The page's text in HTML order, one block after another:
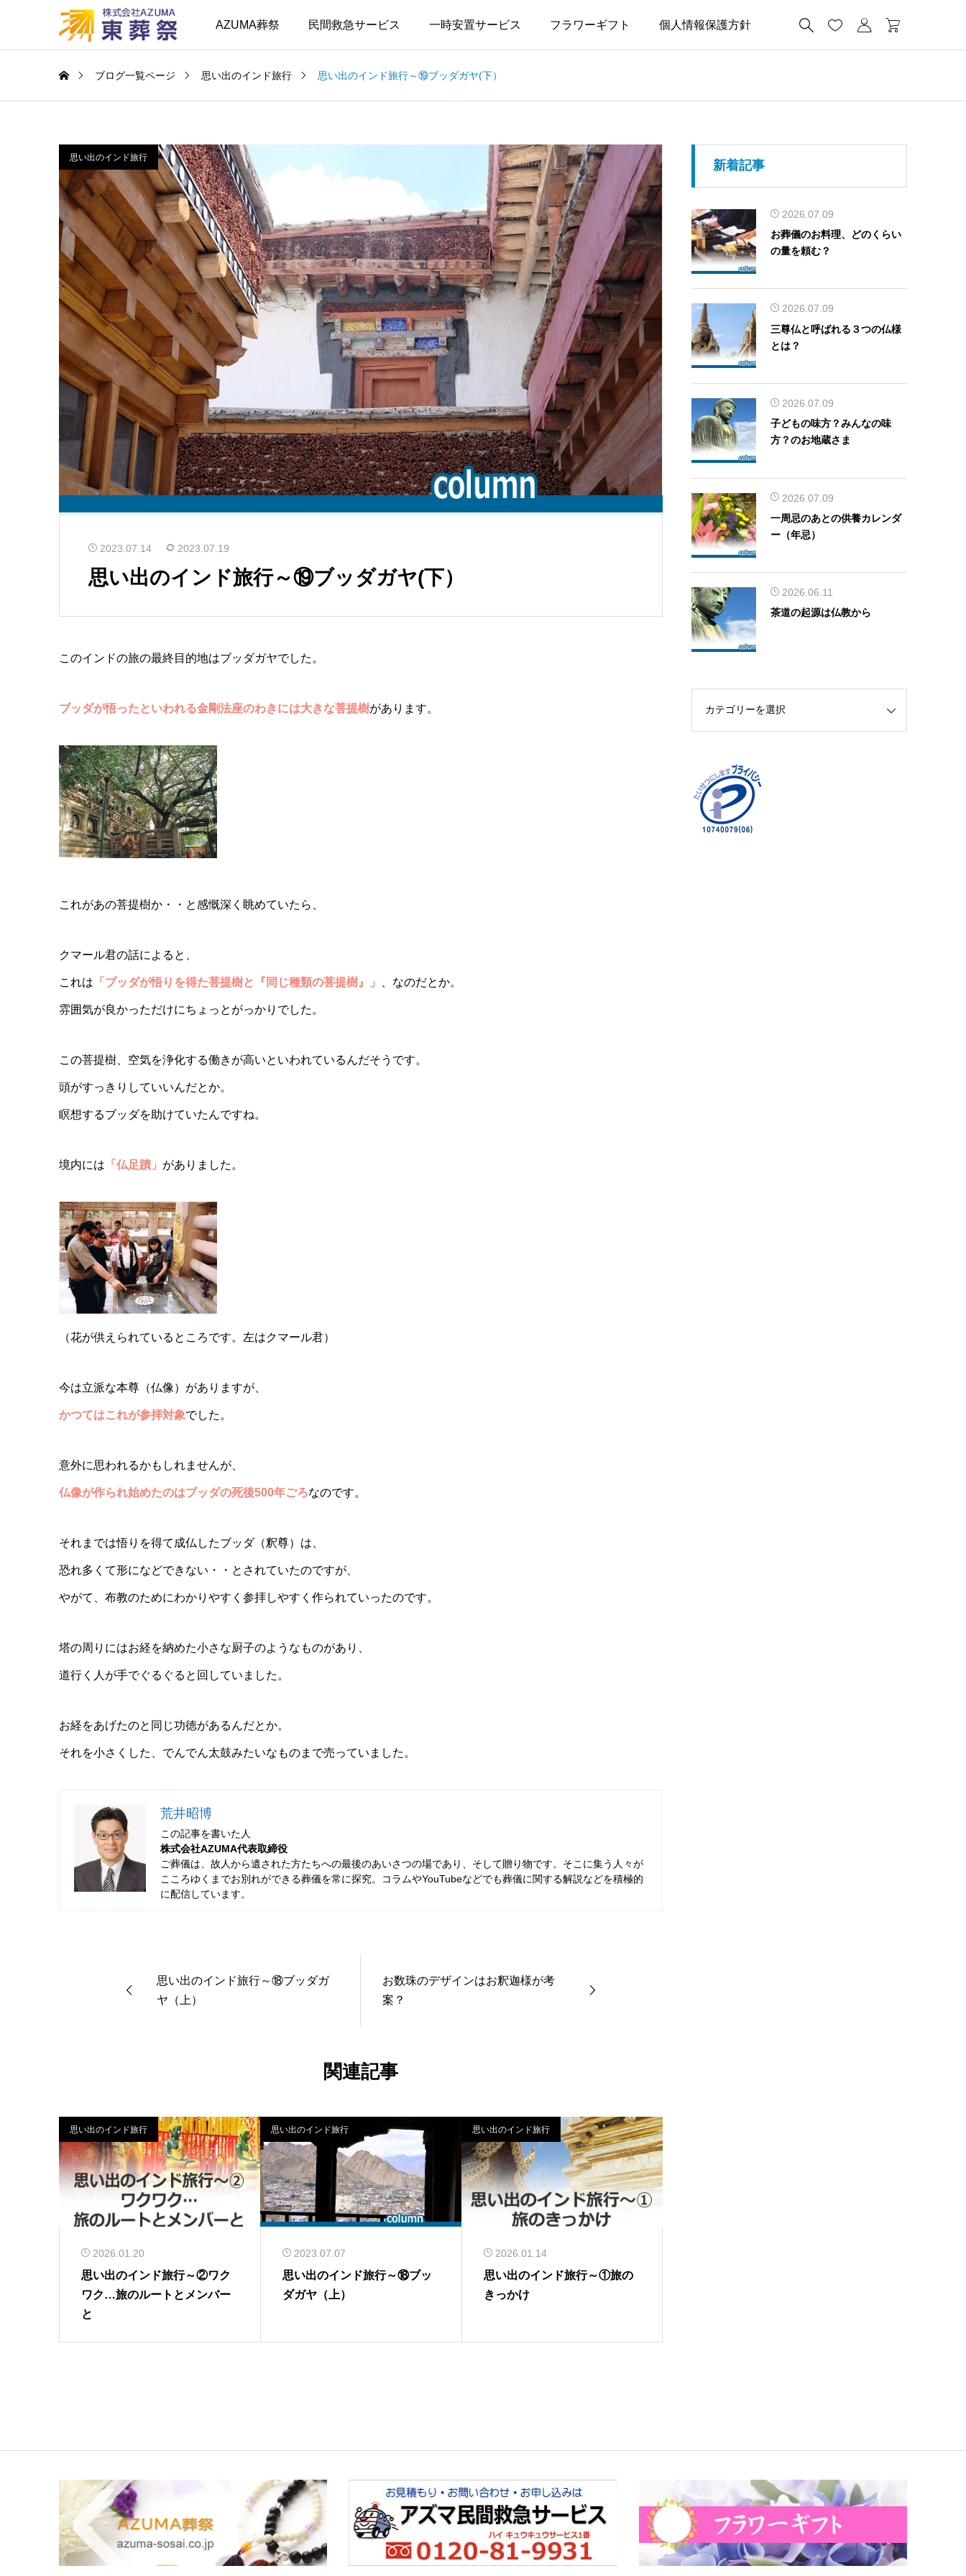
AZUMA葬祭 民間救急サービス 一時安置サービス フラワーギフト 個人情報保護方針    
ブログ一覧ページ 思い出のインド旅行 思い出のインド旅行～⑲ブッダガヤ(下）
思い出のインド旅行
2023.07.14 2023.07.19
思い出のインド旅行～⑲ブッダガヤ(下）
このインドの旅の最終目的地はブッダガヤでした。
ブッダが悟ったといわれる金剛法座のわきには大きな菩提樹があります。
これがあの菩提樹か・・と感慨深く眺めていたら、
クマール君の話によると、
これは 「ブッダが悟りを得た菩提樹と『 同じ種類の菩提樹』」 、なのだとか。
雰囲気が良かっただけにちょっとがっかりでした。
この菩提樹、空気を浄化する働きが高いといわれているんだそうです。
頭がすっきりしていいんだとか。
瞑想するブッダを助けていたんですね。
境内には 「仏足蹟」 がありました。
（花が供えられているところです。左はクマール君）
今は立派な本尊（仏像）がありますが、
かつてはこれが参拝対象でした。
意外に思われるかもしれませんが、
仏像が作られ始めたのはブッダの死後500年ごろなのです。
それまでは悟りを得て成仏したブッダ（釈尊）は、
恐れ多くて形になどできない・・とされていたのですが、
やがて、布教のためにわかりやすく参拝しやすく作られていったのです。
塔の周りにはお経を納めた小さな厨子のようなものがあり、
道行く人が手でぐるぐると回していました。
お経をあげたのと同じ功徳があるんだとか。
それを小さくした、でんでん太鼓みたいなものまで売っていました。
荒井昭博
この記事を書いた人
株式会社AZUMA代表取締役
ご葬儀は、故人から遺された方たちへの最後のあいさつの場であり、そして贈り物です。そこに集う人々が
こころゆくまでお別れができる葬儀を常に探究。コラムやYouTubeなどでも葬儀に関する解説などを積極的
に配信しています。
思い出のインド旅行～⑱ブッダガ
ヤ（上）
お数珠のデザインはお釈迦様が考
案？
関連記事
思い出のインド旅行
2026.01.20
思い出のインド旅行～②ワク
ワク…旅のルートとメンバー
と
思い出のインド旅行
2023.07.07
思い出のインド旅行～⑱ブッ
ダガヤ（上）
思い出のインド旅行
2026.01.14
思い出のインド旅行～①旅の
きっかけ
新着記事
2026.07.09
お葬儀のお料理、どのくらい
の量を頼む？
2026.07.09
三尊仏と呼ばれる３つの仏様
とは？
2026.07.09
子どもの味方？みんなの味
方？のお地蔵さま
2026.07.09
一周忌のあとの供養カレンダ
ー（年忌）
2026.06.11
茶道の起源は仏教から